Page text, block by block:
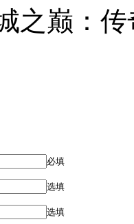
之巅：
必填
选填
选填